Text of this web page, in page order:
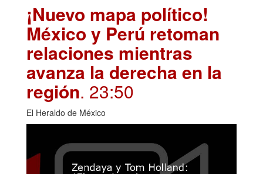
¡Nuevo mapa político!
México y Perú retoman
relaciones mientras
avanza la derecha en la
región. 23:50
El Heraldo de México